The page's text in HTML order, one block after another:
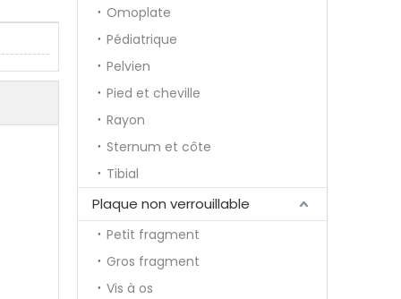
Omoplate
Pédiatrique
Pelvien
Pied et cheville
Rayon
Sternum et côte
Tibial
Plaque non verrouillable
Petit fragment
Gros fragment
Vis à os